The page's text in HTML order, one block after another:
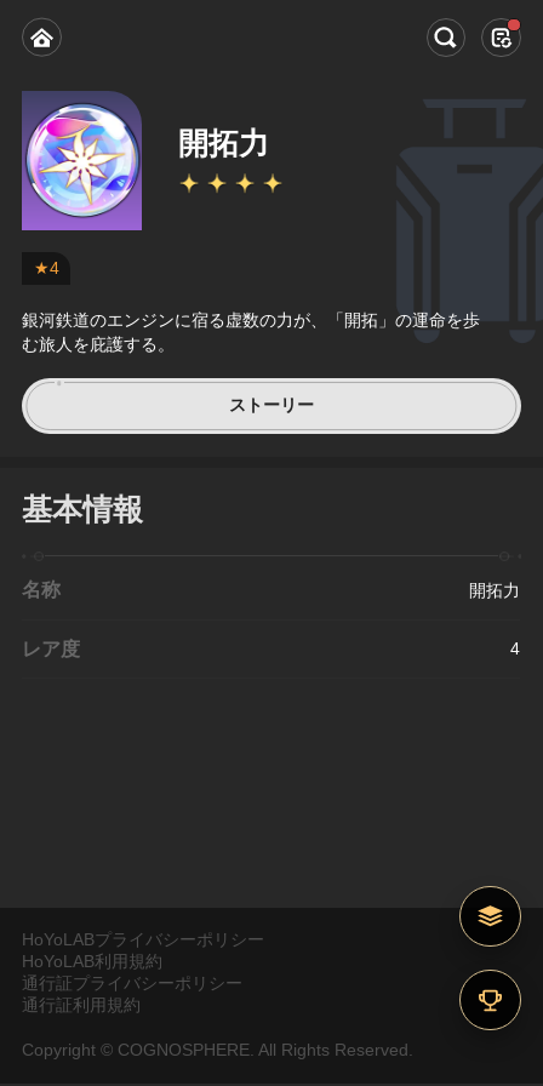
開拓力
★4
銀河鉄道のエンジンに宿る虚数の力が、「開拓」の運命を歩
む旅人を庇護する。
ストーリー
基本情報
名称 開拓力
レア度 4
HoYoLABプライバシーポリシー
HoYoLAB利用規約
通行証プライバシーポリシー
通行証利用規約
Copyright © COGNOSPHERE. All Rights Reserved.